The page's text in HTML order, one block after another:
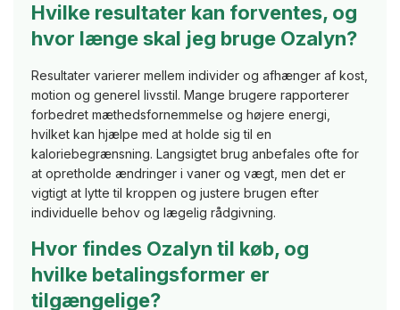
Hvilke resultater kan forventes, og
hvor længe skal jeg bruge Ozalyn?
Resultater varierer mellem individer og afhænger af kost,
motion og generel livsstil. Mange brugere rapporterer
forbedret mæthedsfornemmelse og højere energi,
hvilket kan hjælpe med at holde sig til en
kaloriebegrænsning. Langsigtet brug anbefales ofte for
at opretholde ændringer i vaner og vægt, men det er
vigtigt at lytte til kroppen og justere brugen efter
individuelle behov og lægelig rådgivning.
Hvor findes Ozalyn til køb, og
hvilke betalingsformer er
tilgængelige?